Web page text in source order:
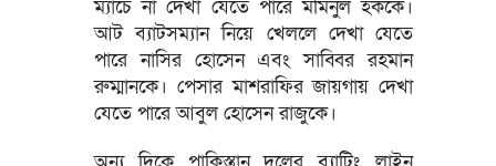
ম্যাচে না দেখা যেতে পারে মমিনুল হককে।
আট ব্যাটসম্যান নিয়ে খেললে দেখা যেতে
পারে নাসির হোসেন এবং সাব্বির রহমান
রুম্মানকে। পেসার মাশরাফির জায়গায় দেখা
যেতে পারে আবুল হোসেন রাজুকে।